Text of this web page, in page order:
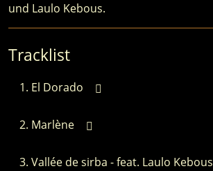
und Laulo Kebous.
Tracklist
El Dorado
Marlène
Vallée de sirba - feat. Laulo Kebous